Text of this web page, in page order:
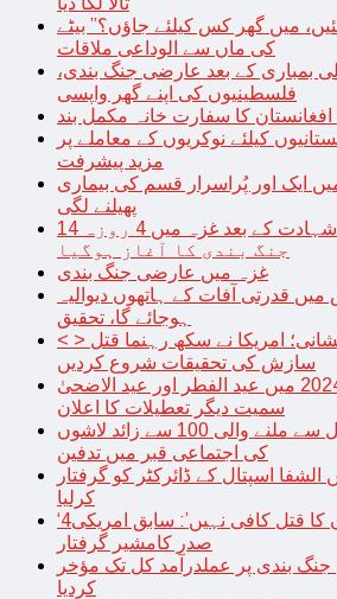
میں گھر کس کیلئے جاؤں؟” بیٹے
کی ماں سے الوداعی ملاقات
بمباری کے بعد عارضی جنگ بندی،
فلسطینیوں کی اپنے گھر واپسی
کا سفارت خانہ مکمل بند
کیلئے نوکریوں کے معاملے پر
مزید پیشرفت
چین میں ایک اور پُراسرار قسم کی بیماری
پھیلنے لگی
14 ہزار فلسطینیوں کی شہادت کے بعد غزہ میں 4 روزہ
جنگ بندی کا آغاز ہوگیا
غزہ میں عارضی جنگ بندی
110 برس میں قدرتی آفات کے ہاتھوں دیوالیہ
ہوجائے گا، تحقیق
< > مودی کیلیے نئی پریشانی؛ امریکا نے سکھ رہنما قتل
سازش کی تحقیقات شروع کردیں
متحدہ عرب امارات: 2024 میں عید الفطر اور عید الاضحیٰ
سمیت دیگر تعطیلات کا اعلان
غزہ کے الشفاء اسپتال سے ملنے والی 100 سے زائد لاشوں
کی اجتماعی قبر میں تدفین
الشفا اسپتال کے ڈائرکٹر کو گرفتار
کرلیا
‘4ہزار فلسطینی بچوں کا قتل کافی نہیں’: سابق امریکی
صدر کامشیر گرفتار
جنگ بندی پر عملدرآمد کل تک مؤخر
کردیا